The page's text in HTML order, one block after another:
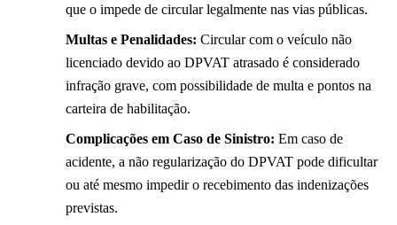
que o impede de circular legalmente nas vias públicas.
Multas e Penalidades: Circular com o veículo não
licenciado devido ao DPVAT atrasado é considerado
infração grave, com possibilidade de multa e pontos na
carteira de habilitação.
Complicações em Caso de Sinistro: Em caso de
acidente, a não regularização do DPVAT pode dificultar
ou até mesmo impedir o recebimento das indenizações
previstas.